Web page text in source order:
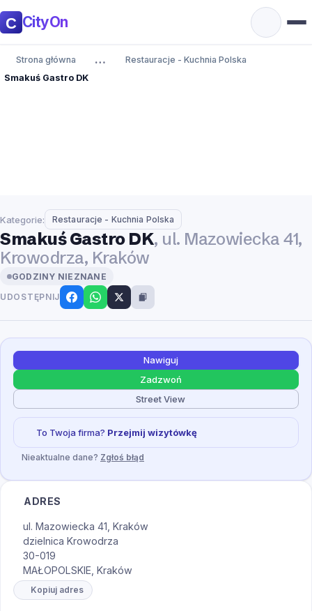
CityOn
Strona główna …
Restauracje - Kuchnia Polska
Smakuś Gastro DK
Kategorie: Restauracje - Kuchnia Polska
Smakuś Gastro DK, ul. Mazowiecka 41,
Krowodrza, Kraków
GODZINY NIEZNANE
UDOSTĘPNIJ
Nawiguj
Zadzwoń
Street View
To Twoja firma? Przejmij wizytówkę
Nieaktualne dane? Zgłoś błąd
ADRES
ul. Mazowiecka 41, Kraków
dzielnica Krowodrza
30-019
MAŁOPOLSKIE, Kraków
Kopiuj adres